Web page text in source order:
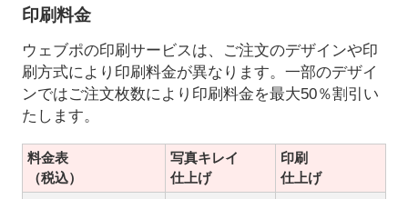
印刷料金
ウェブポの印刷サービスは、ご注文のデザインや印
刷方式により印刷料金が異なります。一部のデザイ
ンではご注文枚数により印刷料金を最大50％割引い
たします。
料金表
（税込）
写真キレイ
仕上げ
印刷
仕上げ